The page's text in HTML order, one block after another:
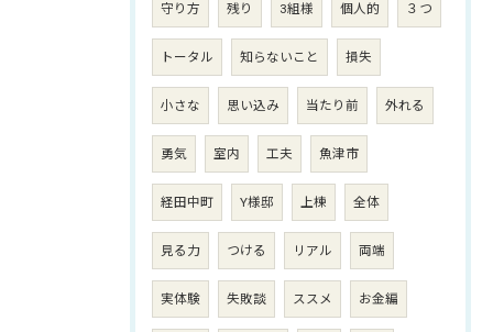
守り方 残り 3組様 個人的 ３つ
トータル 知らないこと 損失
小さな 思い込み 当たり前 外れる
勇気 室内 工夫 魚津市
経田中町 Y様邸 上棟 全体
見る力 つける リアル 両端
実体験 失敗談 ススメ お金編